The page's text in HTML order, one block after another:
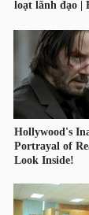
THẾ
GIỚI
ĐÔNG
DƯƠNG